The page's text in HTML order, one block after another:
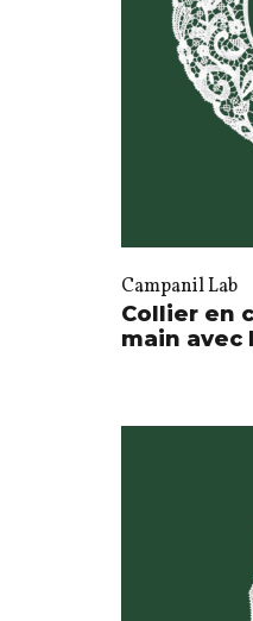
Campanil Lab
Collier en
main avec